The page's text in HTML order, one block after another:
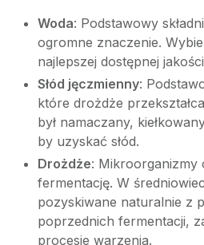
Woda: Podstawowy
ogromne znaczenie.
najlepszej dostępnej
Słód jęczmienny:
które drożdże
był namaczany,
by uzyskać słód.
Drożdże: Mikroorganizmy
fermentację. W
pozyskiwane naturalnie z
poprzednich fermentacji,
procesie warzenia.